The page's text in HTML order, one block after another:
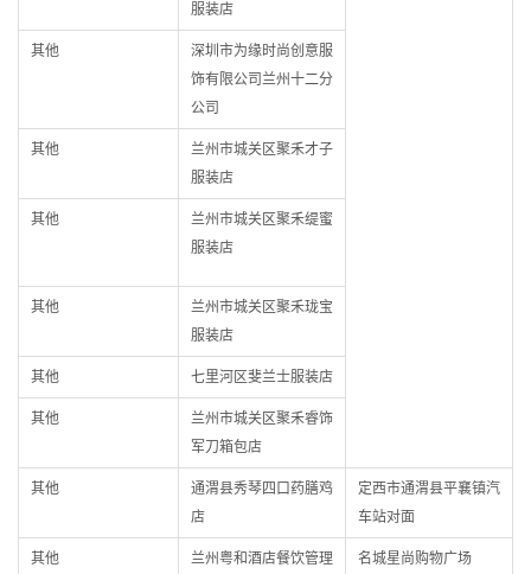
服装店
其他
深圳市为缘时尚创意服
饰有限公司兰州十二分
公司
其他
兰州市城关区聚禾才子
服装店
其他
兰州市城关区聚禾缇蜜
服装店
其他
兰州市城关区聚禾珑宝
服装店
其他 七里河区斐兰士服装店
其他
兰州市城关区聚禾睿饰
军刀箱包店
其他
通渭县秀琴四口药膳鸡
店
定西市通渭县平襄镇汽
车站对面
其他
兰州粤和酒店餐饮管理
名城星尚购物广场